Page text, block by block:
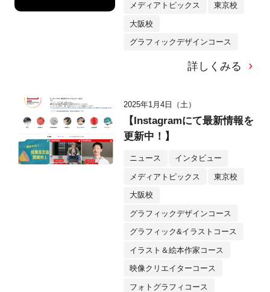
メディアトピックス 東京校
大阪校
グラフィックデザインコース
詳しくみる
2025年1月4日（土）
【Instagramにて最新情報を
更新中！】
ニュース インタビュー
メディアトピックス 東京校
大阪校
グラフィックデザインコース
グラフィック&イラストコース
イラスト＆絵本作家コース
映像クリエイターコース
フォトグラフィコース